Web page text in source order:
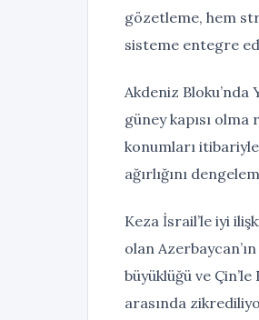
gözetleme, hem
sisteme entegre
Akdeniz Bloku’nda
güney kapısı
konumları itibariyle
ağırlığını
Keza İsrail’le iyi
olan
büyüklüğü ve
arasında